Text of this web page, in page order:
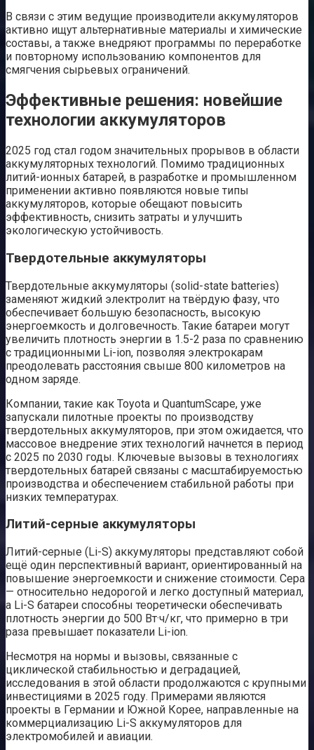
В связи с этим ведущие производители аккумуляторов
активно ищут альтернативные материалы и химические
составы, а также внедряют программы по переработке
и повторному использованию компонентов для
смягчения сырьевых ограничений.
Эффективные решения: новейшие
технологии аккумуляторов
2025 год стал годом значительных прорывов в области
аккумуляторных технологий. Помимо традиционных
литий-ионных батарей, в разработке и промышленном
применении активно появляются новые типы
аккумуляторов, которые обещают повысить
эффективность, снизить затраты и улучшить
экологическую устойчивость.
Твердотельные аккумуляторы
Твердотельные аккумуляторы (solid-state batteries)
заменяют жидкий электролит на твёрдую фазу, что
обеспечивает большую безопасность, высокую
энергоемкость и долговечность. Такие батареи могут
увеличить плотность энергии в 1.5-2 раза по сравнению
с традиционными Li-ion, позволяя электрокарам
преодолевать расстояния свыше 800 километров на
одном заряде.
Компании, такие как Toyota и QuantumScape, уже
запускали пилотные проекты по производству
твердотельных аккумуляторов, при этом ожидается, что
массовое внедрение этих технологий начнется в период
с 2025 по 2030 годы. Ключевые вызовы в технологиях
твердотельных батарей связаны с масштабируемостью
производства и обеспечением стабильной работы при
низких температурах.
Литий-серные аккумуляторы
Литий-серные (Li-S) аккумуляторы представляют собой
ещё один перспективный вариант, ориентированный на
повышение энергоемкости и снижение стоимости. Сера
— относительно недорогой и легко доступный материал,
а Li-S батареи способны теоретически обеспечивать
плотность энергии до 500 Вт·ч/кг, что примерно в три
раза превышает показатели Li-ion.
Несмотря на нормы и вызовы, связанные с
циклической стабильностью и деградацией,
исследования в этой области продолжаются с крупными
инвестициями в 2025 году. Примерами являются
проекты в Германии и Южной Корее, направленные на
коммерциализацию Li-S аккумуляторов для
электромобилей и авиации.